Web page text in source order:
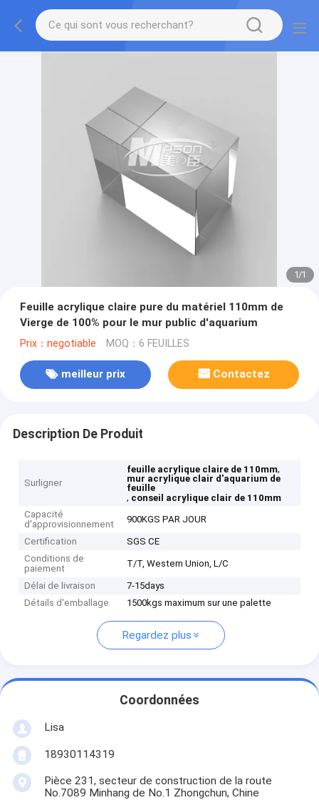
1/1
Feuille acrylique claire pure du matériel 110mm de
Vierge de 100% pour le mur public d'aquarium
Prix：negotiable MOQ：6 FEUILLES
meilleur prix Contactez
Description De Produit
Surligner
feuille acrylique claire de 110mm,
mur acrylique clair d'aquarium de
feuille
, conseil acrylique clair de 110mm
Capacité
d'approvisionnement
900KGS PAR JOUR
Certification
SGS CE
Conditions de
paiement
T/T, Western Union, L/C
Délai de livraison
7-15days
Détails d'emballage
1500kgs maximum sur une palette
Regardez plus
Coordonnées
Lisa
18930114319
Pièce 231, secteur de construction de la route
No.7089 Minhang de No.1 Zhongchun, Chine